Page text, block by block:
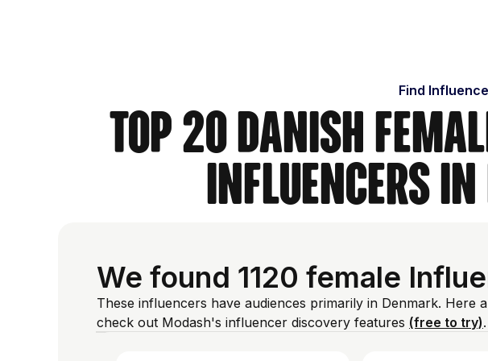
Find
Top 20 Danish
Influencers
We found 1120 female
These influencers have audiences primarily in Denmark. Here
check out Modash's influencer discovery features (free to try).